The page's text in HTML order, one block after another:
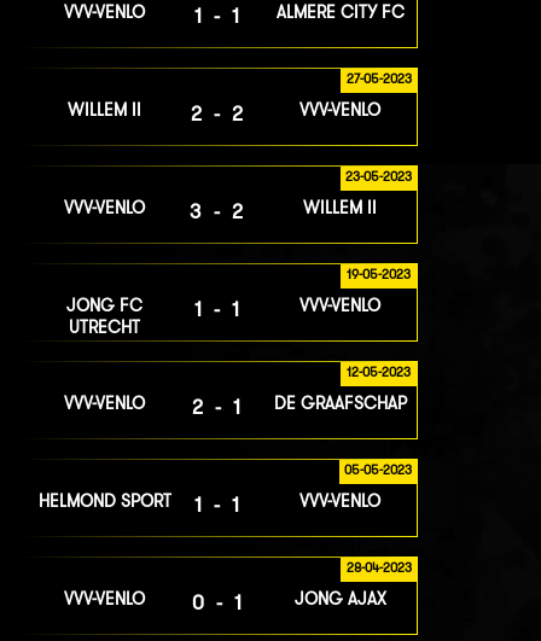
VVV-VENLO 1-1 ALMERE CITY FC
27-05-2023
WILLEM II 2-2 VVV-VENLO
23-05-2023
VVV-VENLO 3-2 WILLEM II
19-05-2023
JONG FC
UTRECHT
1-1 VVV-VENLO
12-05-2023
VVV-VENLO 2-1 DE GRAAFSCHAP
05-05-2023
HELMOND SPORT 1-1 VVV-VENLO
28-04-2023
VVV-VENLO 0-1 JONG AJAX